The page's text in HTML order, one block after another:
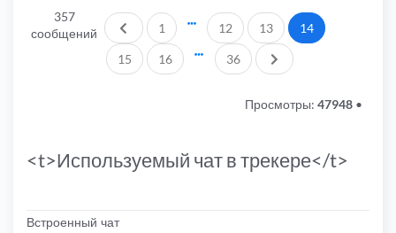
357
сообщений
Пред.1 12 13 14
15 16 36 След.
Просмотры: 47948 •
<t>Используемый чат в трекере</t>
Встроенный чат